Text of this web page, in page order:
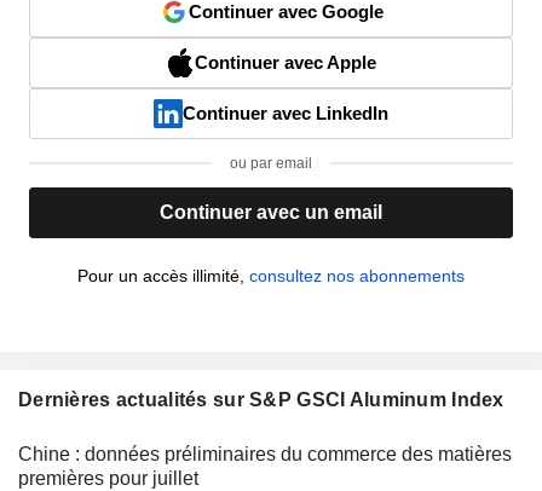
Continuer avec Google
Continuer avec Apple
Continuer avec LinkedIn
ou par email
Continuer avec un email
Pour un accès illimité, consultez nos abonnements
Dernières actualités sur S&P GSCI Aluminum Index
Chine : données préliminaires du commerce des matières
premières pour juillet